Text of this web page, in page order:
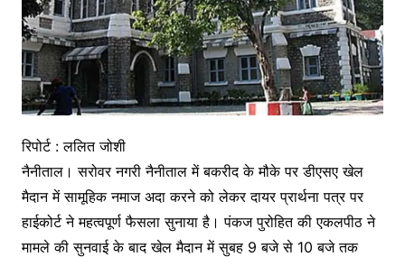
रिपोर्ट : ललित जोशी
नैनीताल। सरोवर नगरी नैनीताल में बकरीद के मौके पर डीएसए खेल
मैदान में सामूहिक नमाज अदा करने को लेकर दायर प्रार्थना पत्र पर
हाईकोर्ट ने महत्वपूर्ण फैसला सुनाया है। पंकज पुरोहित की एकलपीठ ने
मामले की सुनवाई के बाद खेल मैदान में सुबह 9 बजे से 10 बजे तक